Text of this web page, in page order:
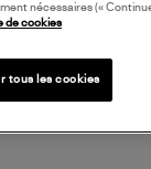
nécessaires («
de cookies
tous les cookies